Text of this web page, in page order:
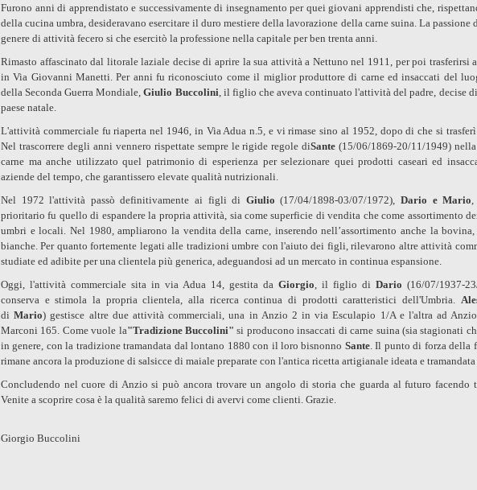
Furono anni di apprendistato e successivamente di insegnamento per quei giovani apprendisti che,
della cucina umbra, desideravano esercitare il duro mestiere della lavorazione della carne suina. La passione
genere di attività fecero si che esercitò la professione nella capitale per ben trenta anni.
Rimasto affascinato dal litorale laziale decise di aprire la sua attività a Nettuno nel 1911, per poi trasferirsi
in Via Giovanni Manetti. Per anni fu riconosciuto come il miglior produttore di carne ed insaccati del
della Seconda Guerra Mondiale,Giulio Buccolini, il figlio che aveva continuato l'attività del padre, decise
paese natale.
L'attività commerciale fu riaperta nel 1946, in Via Adua n.5, e vi rimase sino al 1952, dopo di che si
Nel trascorrere degli anni vennero rispettate sempre le rigide regole diSante (15/06/1869-20/11/1949)
carne ma anche utilizzato quel patrimonio di esperienza per selezionare quei prodotti caseari ed
aziende del tempo, che garantissero elevate qualità nutrizionali.
Nel 1972 l'attività passò definitivamente ai figli di Giulio (17/04/1898-03/07/1972),Dario e Mario,
prioritario fu quello di espandere la propria attività, sia come superficie di vendita che come assortimento
umbri e locali. Nel 1980, ampliarono la vendita della carne, inserendo nell’assortimento anche la
bianche. Per quanto fortemente legati alle tradizioni umbre con l'aiuto dei figli, rilevarono altre attività
studiate ed adibite per una clientela più generica, adeguandosi ad un mercato in continua espansione.
Oggi, l'attività commerciale sita in via Adua 14, gestita da Giorgio, il figlio di Dario (16/07/1937-
conserva e stimola la propria clientela, alla ricerca continua di prodotti caratteristici dell'Umbria.
diMario) gestisce altre due attività commerciali, una in Anzio 2 in via Esculapio 1/A e l'altra ad
Marconi 165. Come vuole la"Tradizione Buccolini" si producono insaccati di carne suina (sia stagionati
in genere, con la tradizione tramandata dal lontano 1880 con il loro bisnonno Sante. Il punto di forza della
rimane ancora la produzione di salsicce di maiale preparate con l'antica ricetta artigianale ideata e
Concludendo nel cuore di Anzio si può ancora trovare un angolo di storia che guarda al futuro facendo
Venite a scoprire cosa è la qualità saremo felici di avervi come clienti. Grazie.
Giorgio Buccolini